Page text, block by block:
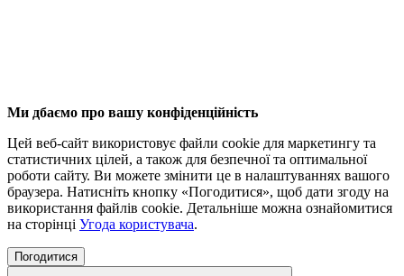
Ми дбаємо про вашу конфіденційність
Цей веб-сайт використовує файли cookie для маркетингу та
статистичних цілей, а також для безпечної та оптимальної
роботи сайту. Ви можете змінити це в налаштуваннях вашого
браузера. Натисніть кнопку «Погодитися», щоб дати згоду на
використання файлів cookie. Детальніше можна ознайомитися
на сторінці Угода користувача.
Погодитися